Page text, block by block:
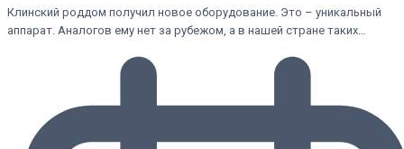
Клинский роддом получил новое оборудование. Это – уникальный
аппарат. Аналогов ему нет за рубежом, а в нашей стране таких…